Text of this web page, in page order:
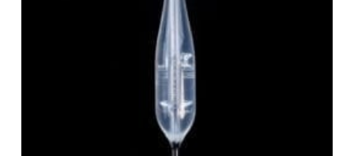
Inga produkter i varukorgen.
Go To Shop